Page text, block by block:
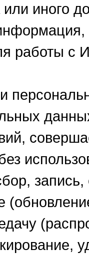
или иного
работы с